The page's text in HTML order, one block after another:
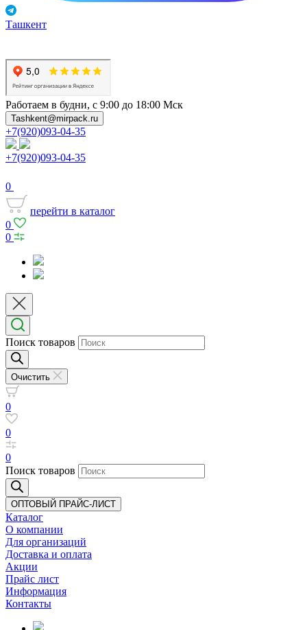
Ташкент
Работаем в будни, с 9:00 до 18:00 Мск
Tashkent@mirpack.ru
+7(920)093-04-35
+7(920)093-04-35
0
перейти в каталог
0
0
Поиск товаров
Очистить
0
0
0
Поиск товаров
ОПТОВЫЙ ПРАЙС-ЛИСТ
Каталог
О компании
Для организаций
Доставка и оплата
Акции
Прайс лист
Информация
Контакты